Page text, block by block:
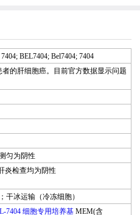
BEL7404; Bel7404; 7404
者的肝细胞癌。目前官方数据显示问题
匀为阴性
炎检查均为阴性
；干冰运输（冷冻细胞）
7404 细胞专用培养基MEM(含